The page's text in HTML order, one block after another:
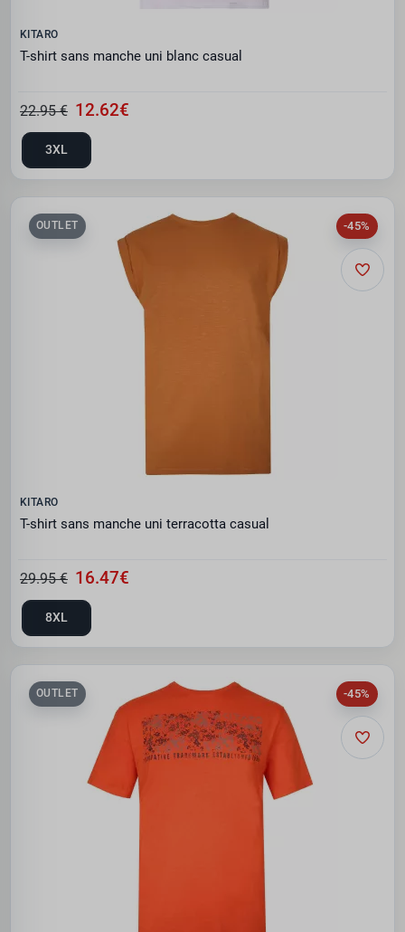
KITARO
T-shirt sans manche uni blanc casual
22.95 € 12.62€
3XL
-45%
OUTLET
KITARO
T-shirt sans manche uni terracotta casual
29.95 € 16.47€
8XL
-45%
OUTLET